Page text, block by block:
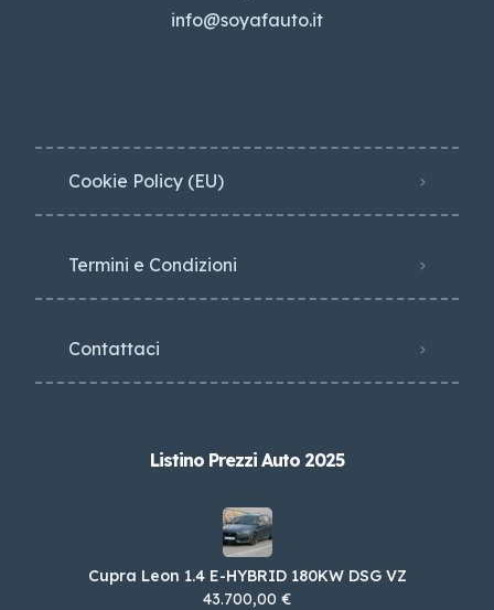
info@soyafauto.it
Cookie Policy (EU)
Termini e Condizioni
Contattaci
Listino Prezzi Auto 2025
Cupra Leon 1.4 E-HYBRID 180KW DSG VZ
43.700,00 €